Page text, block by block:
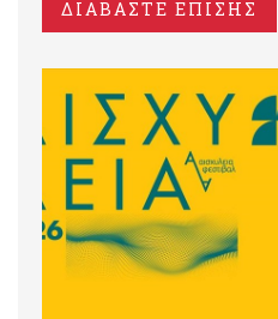
ΔΙΑΒΑΣΤΕ ΕΠΙΣΗΣ